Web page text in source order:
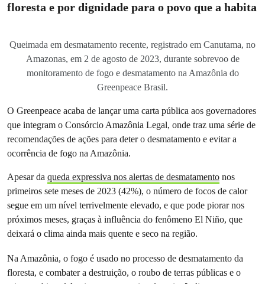
floresta e por dignidade para o povo que a habita
Queimada em desmatamento recente, registrado em Canutama, no
Amazonas, em 2 de agosto de 2023, durante sobrevoo de
monitoramento de fogo e desmatamento na Amazônia do
Greenpeace Brasil.
O Greenpeace acaba de lançar uma carta pública aos governadores
que integram o Consórcio Amazônia Legal, onde traz uma série de
recomendações de ações para deter o desmatamento e evitar a
ocorrência de fogo na Amazônia.
Apesar da queda expressiva nos alertas de desmatamento nos
primeiros sete meses de 2023 (42%), o número de focos de calor
segue em um nível terrivelmente elevado, e que pode piorar nos
próximos meses, graças à influência do fenômeno El Niño, que
deixará o clima ainda mais quente e seco na região.
Na Amazônia, o fogo é usado no processo de desmatamento da
floresta, e combater a destruição, o roubo de terras públicas e o